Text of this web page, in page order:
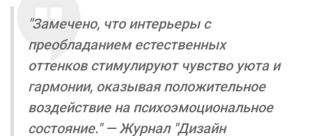
"Замечено, что интерьеры с
преобладанием естественных
оттенков стимулируют чувство уюта и
гармонии, оказывая положительное
воздействие на психоэмоциональное
состояние." — Журнал "Дизайн